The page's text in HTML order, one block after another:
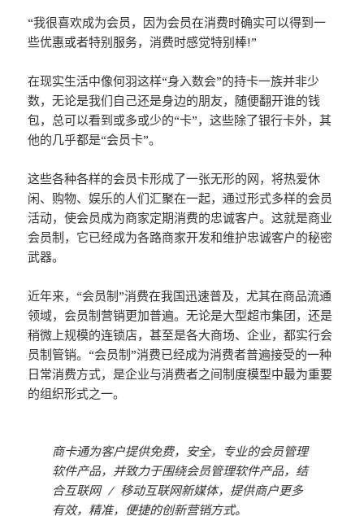
“我很喜欢成为会员，因为会员在消费时确实可以得到一
些优惠或者特别服务，消费时感觉特别棒!”
在现实生活中像何羽这样“身入数会”的持卡一族并非少
数，无论是我们自己还是身边的朋友，随便翻开谁的钱
包，总可以看到或多或少的“卡”，这些除了银行卡外，其
他的几乎都是“会员卡”。
这些各种各样的会员卡形成了一张无形的网，将热爱休
闲、购物、娱乐的人们汇聚在一起，通过形式多样的会员
活动，使会员成为商家定期消费的忠诚客户。这就是商业
会员制，它已经成为各路商家开发和维护忠诚客户的秘密
武器。
近年来，“会员制”消费在我国迅速普及，尤其在商品流通
领域，会员制营销更加普遍。无论是大型超市集团，还是
稍微上规模的连锁店，甚至是各大商场、企业，都实行会
员制管销。“会员制”消费已经成为消费者普遍接受的一种
日常消费方式，是企业与消费者之间制度模型中最为重要
的组织形式之一。
商卡通为客户提供免费，安全，专业的会员管理
软件产品，并致力于围绕会员管理软件产品，结
合互联网 / 移动互联网新媒体，提供商户更多
有效，精准，便捷的创新营销方式。